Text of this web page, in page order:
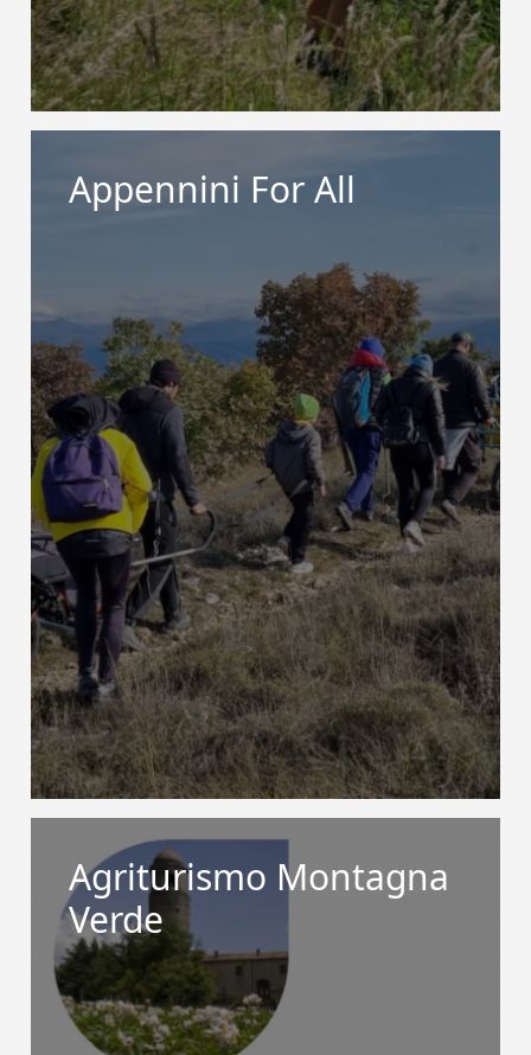
Appennini For All
Agriturismo Montagna
Verde